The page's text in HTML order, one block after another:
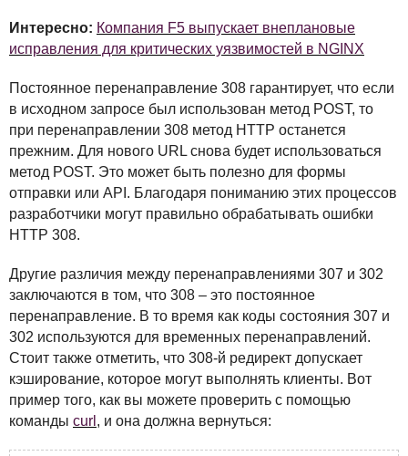
Интересно: Компания F5 выпускает внеплановые
исправления для критических уязвимостей в NGINX
Постоянное перенаправление 308 гарантирует, что если
в исходном запросе был использован метод POST, то
при перенаправлении 308 метод HTTP останется
прежним. Для нового URL снова будет использоваться
метод POST. Это может быть полезно для формы
отправки или API . Благодаря пониманию этих процессов
разработчики могут правильно обрабатывать ошибки
HTTP 308.
Другие различия между перенаправлениями 307 и 302
заключаются в том, что 308 – это постоянное
перенаправление. В то время как коды состояния 307 и
302 используются для временных перенаправлений.
Стоит также отметить, что 308-й редирект допускает
кэширование, которое могут выполнять клиенты. Вот
пример того, как вы можете проверить с помощью
команды curl , и она должна вернуться: